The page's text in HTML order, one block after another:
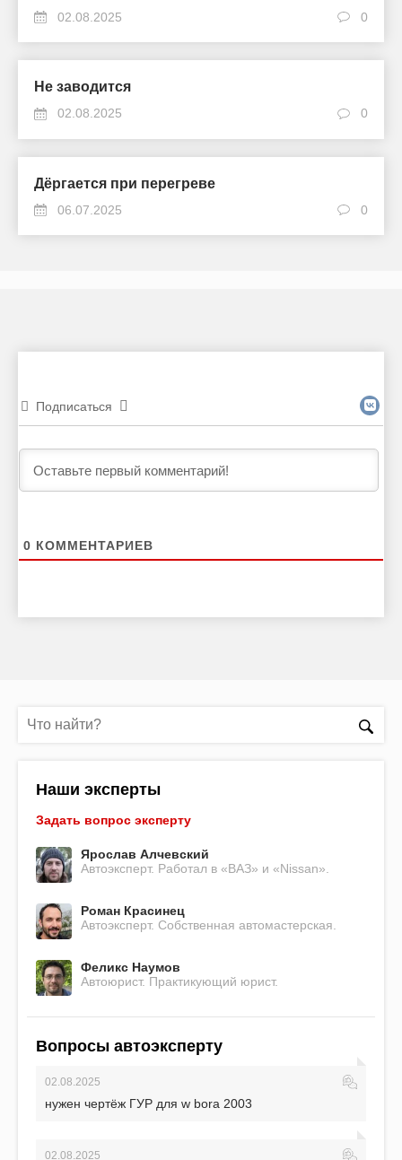
02.08.2025 0
Не заводится
02.08.2025 0
Дёргается при перегреве
06.07.2025 0
Подписаться
0 КОММЕНТАРИЕВ
Наши эксперты
Задать вопрос эксперту
Ярослав Алчевский
Автоэксперт. Работал в «ВАЗ» и «Nissan».
Роман Красинец
Автоэксперт. Собственная автомастерская.
Феликс Наумов
Автоюрист. Практикующий юрист.
Вопросы автоэксперту
02.08.2025
нужен чертёж ГУР для w bora 2003
02.08.2025